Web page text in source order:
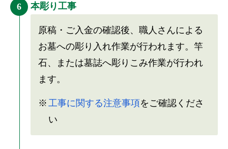
6 本彫り工事
原稿・ご入金の確認後、職人さんによる
お墓への彫り入れ作業が行われます。竿
石、または墓誌へ彫りこみ作業が行われ
ます。
工事に関する注意事項をご確認くださ
い